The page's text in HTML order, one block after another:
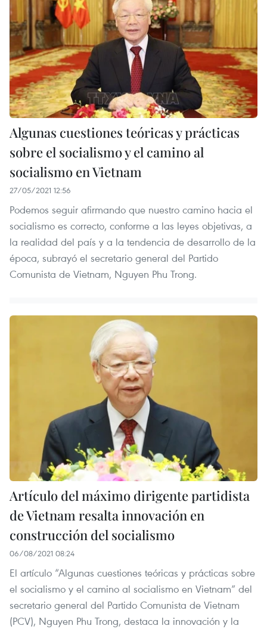
Algunas cuestiones teóricas y prácticas
sobre el socialismo y el camino al
socialismo en Vietnam
27/05/2021 12:56
Podemos seguir afirmando que nuestro camino hacia el
socialismo es correcto, conforme a las leyes objetivas, a
la realidad del país y a la tendencia de desarrollo de la
época, subrayó el secretario general del Partido
Comunista de Vietnam, Nguyen Phu Trong.
Artículo del máximo dirigente partidista
de Vietnam resalta innovación en
construcción del socialismo
06/08/2021 08:24
El artículo “Algunas cuestiones teóricas y prácticas sobre
el socialismo y el camino al socialismo en Vietnam” del
secretario general del Partido Comunista de Vietnam
(PCV), Nguyen Phu Trong, destaca la innovación y la